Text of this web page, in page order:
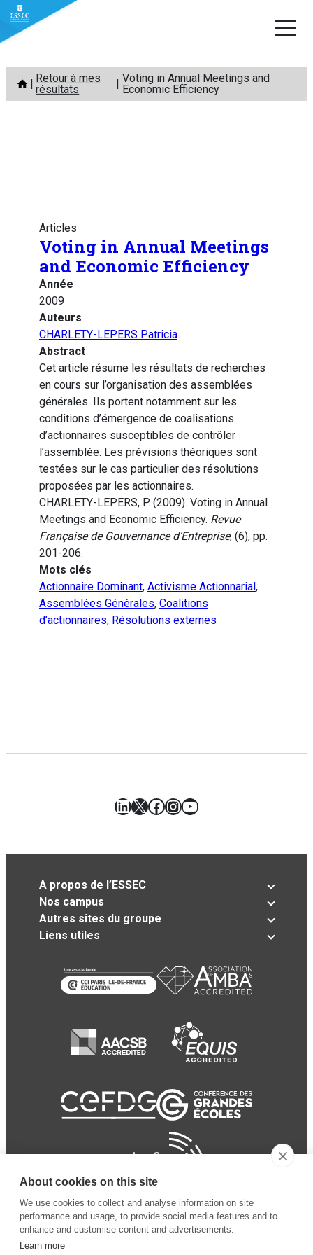
Aller
contenu
Retour à mes
résultats
Voting in Annual Meetings and
Economic Efficiency
Articles
Voting in Annual Meetings
and Economic Efficiency
Année
2009
Auteurs
CHARLETY-LEPERS Patricia
Abstract
Cet article résume les résultats de recherches
en cours sur l’organisation des assemblées
générales. Ils portent notamment sur les
conditions d’émergence de coalisations
d’actionnaires susceptibles de contrôler
l’assemblée. Les prévisions théoriques sont
testées sur le cas particulier des résolutions
proposées par les actionnaires.
CHARLETY-LEPERS, P. (2009). Voting in Annual
Meetings and Economic Efficiency. Revue
Française de Gouvernance d’Entreprise, (6), pp.
201-206.
Mots clés
Actionnaire Dominant, Activisme Actionnarial ,
Assemblées Générales, Coalitions
d’actionnaires, Résolutions externes
LinkedIn
X Facebook
Instagram
YouTube
A propos de l’ESSEC
Nos campus
Autres sites du groupe
Liens utiles
About cookies on this site
We use cookies to collect and analyse information on site
performance and usage, to provide social media features and to
enhance and customise content and advertisements.
Learn more